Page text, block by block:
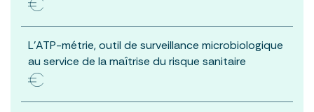
L’ATP-métrie, outil de surveillance microbiologique
au service de la maîtrise du risque sanitaire